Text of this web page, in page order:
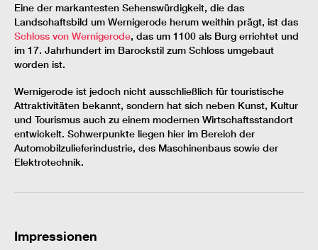
Eine der markantesten Sehenswürdigkeit, die das
Landschaftsbild um Wernigerode herum weithin prägt, ist das
Schloss von Wernigerode, das um 1100 als Burg errichtet und
im 17. Jahrhundert im Barockstil zum Schloss umgebaut
worden ist.
Wernigerode ist jedoch nicht ausschließlich für touristische
Attraktivitäten bekannt, sondern hat sich neben Kunst, Kultur
und Tourismus auch zu einem modernen Wirtschaftsstandort
entwickelt. Schwerpunkte liegen hier im Bereich der
Automobilzulieferindustrie, des Maschinenbaus sowie der
Elektrotechnik.
Impressionen